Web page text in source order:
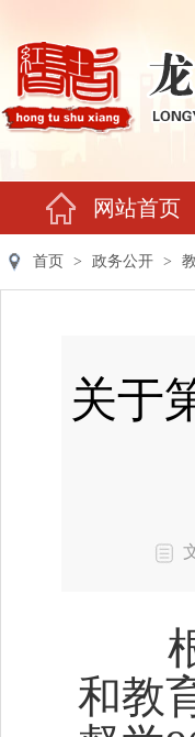
网站首页
首页 > 政务公开 >
关于
根
和教